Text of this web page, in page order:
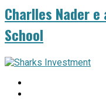
Charlles Nader
School